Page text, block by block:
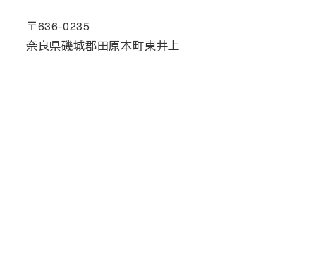
〒636-0235
奈良県磯城郡田原本町東井上